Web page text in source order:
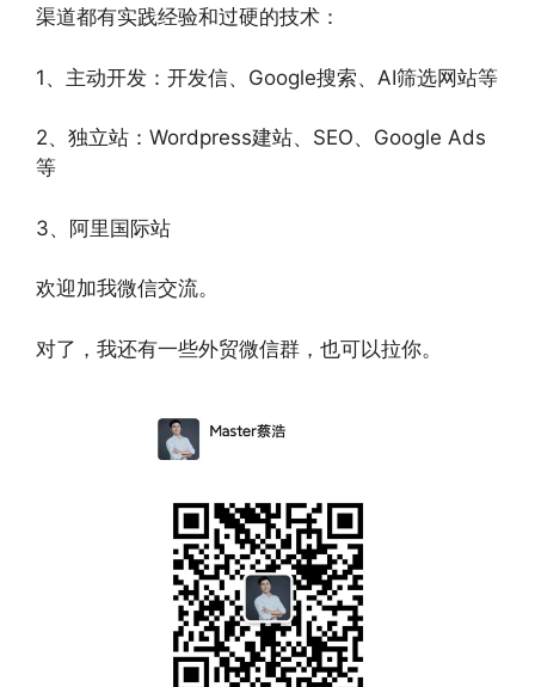
渠道都有实践经验和过硬的技术：
1、主动开发：开发信、Google搜索、AI筛选网站等
2、独立站：Wordpress建站、SEO、Google Ads
等
3、阿里国际站
欢迎加我微信交流。
对了，我还有一些外贸微信群，也可以拉你。